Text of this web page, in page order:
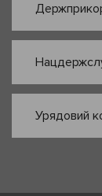
Урядовий